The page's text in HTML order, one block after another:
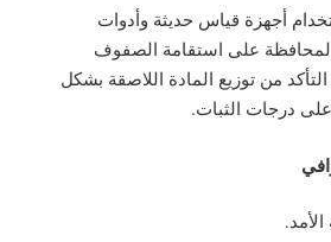
أجهزة قياس حديثة وأدوات
على استقامة الصفوف
من توزيع المادة اللاصقة بشكل
درجات الثبات.